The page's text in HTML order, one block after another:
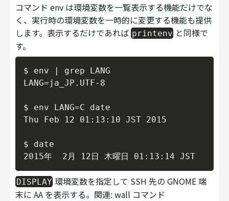
コマンド env は環境変数を一覧表示する機能だけでな
く、実行時の環境変数を一時的に変更する機能も提供
します。表示するだけであれば printenv と同様で
す。
$ env | grep LANG
LANG=ja_JP.UTF-8
$ env LANG=C date
Thu Feb 12 01:13:10 JST 2015
$ date
DISPLAY 環境変数を指定して SSH 先の GNOME 端
末に AA を表示する。関連: wall コマンド